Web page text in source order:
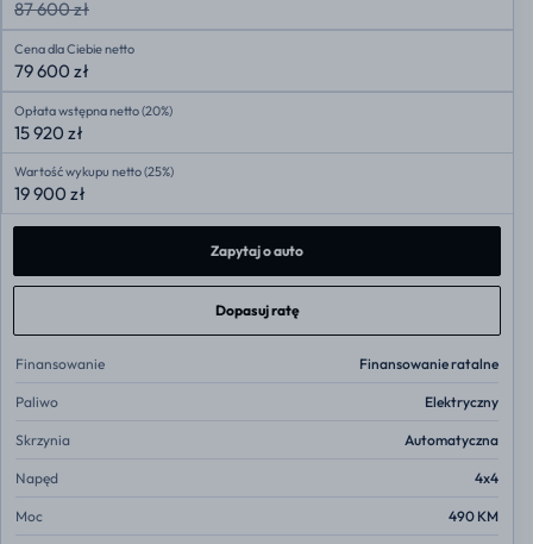
87 600 zł
Cena dla Ciebie netto
79 600 zł
Opłata wstępna netto (20%)
15 920 zł
Wartość wykupu netto (25%)
19 900 zł
Zapytaj o auto
Dopasuj ratę
Finansowanie Finansowanie ratalne
Paliwo Elektryczny
Skrzynia Automatyczna
Napęd 4x4
Moc 490 KM